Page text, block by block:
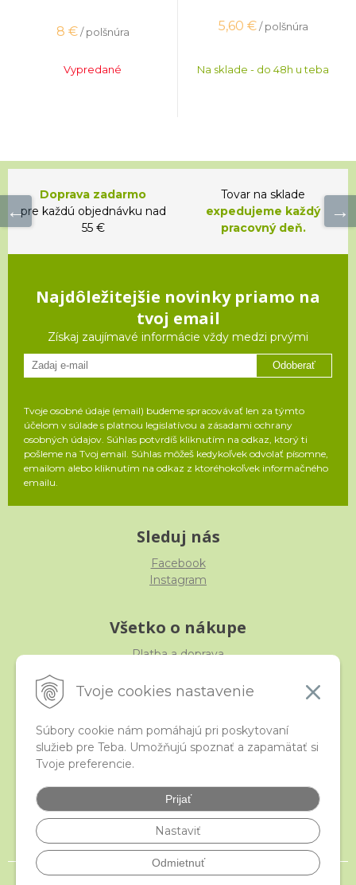
Tvoje cookies nastavenie
Súbory cookie nám pomáhajú pri poskytovaní
služieb pre Teba. Umožňujú spoznať a zapamätať si
Tvoje preferencie.
Prijať
Nastaviť
Odmietnuť
8 € / polšnúra
Vypredané
5,60 € / polšnúra
Na sklade - do 48h u teba
Doprava zadarmo
pre každú objednávku nad
55 €
Tovar na sklade
expedujeme každý
pracovný deň.
Najdôležitejšie novinky priamo na
tvoj email
Získaj zaujímavé informácie vždy medzi prvými
Odoberať
Tvoje osobné údaje (email) budeme spracovávať len za týmto
účelom v súlade s platnou legislatívou a zásadami ochrany
osobných údajov. Súhlas potvrdíš kliknutím na odkaz, ktorý ti
pošleme na Tvoj email. Súhlas môžeš kedykoľvek odvolať písomne,
emailom alebo kliknutím na odkaz z ktoréhokoľvek informačného
emailu.
Sleduj nás
Facebook
Instagram
Všetko o nákupe
Platba a doprava
Obchodné podmienky
iStraka
Veľkoobchod
Najčastejšie otázky
Certifikáty
© 2026 istraka.sk - najligotavejšie korálky a polodrahokamy široko ďaleko •